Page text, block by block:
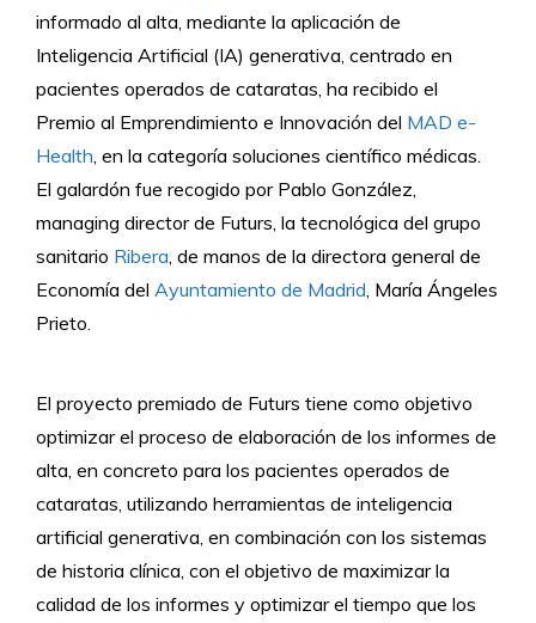
informado al alta, mediante la aplicación de
Inteligencia Artificial (IA) generativa, centrado en
pacientes operados de cataratas, ha recibido el
Premio al Emprendimiento e Innovación del MAD e-
Health, en la categoría soluciones científico médicas.
El galardón fue recogido por Pablo González,
managing director de Futurs, la tecnológica del grupo
sanitario Ribera, de manos de la directora general de
Economía del Ayuntamiento de Madrid, María Ángeles
Prieto.
El proyecto premiado de Futurs tiene como objetivo
optimizar el proceso de elaboración de los informes de
alta, en concreto para los pacientes operados de
cataratas, utilizando herramientas de inteligencia
artificial generativa, en combinación con los sistemas
de historia clínica, con el objetivo de maximizar la
calidad de los informes y optimizar el tiempo que los